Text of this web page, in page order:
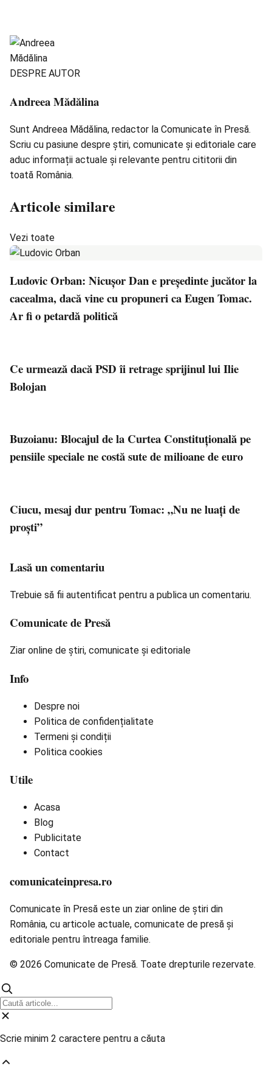
DESPRE AUTOR
Andreea Mădălina
Sunt Andreea Mădălina, redactor la Comunicate în Presă.
Scriu cu pasiune despre știri, comunicate și editoriale care
aduc informații actuale și relevante pentru cititorii din
toată România.
Articole similare
Vezi toate
Ludovic Orban: Nicușor Dan e președinte jucător la
cacealma, dacă vine cu propuneri ca Eugen Tomac.
Ar fi o petardă politică
Ce urmează dacă PSD îi retrage sprijinul lui Ilie
Bolojan
Buzoianu: Blocajul de la Curtea Constituțională pe
pensiile speciale ne costă sute de milioane de euro
Ciucu, mesaj dur pentru Tomac: „Nu ne luați de
proști”
Lasă un comentariu
Trebuie să fii autentificat pentru a publica un comentariu.
Comunicate de Presă
Ziar online de știri, comunicate și editoriale
Info
Despre noi
Politica de confidențialitate
Termeni și condiții
Politica cookies
Utile
Acasa
Blog
Publicitate
Contact
comunicateinpresa.ro
Comunicate în Presă este un ziar online de știri din
România, cu articole actuale, comunicate de presă și
editoriale pentru întreaga familie.
© 2026 Comunicate de Presă. Toate drepturile rezervate.
Scrie minim 2 caractere pentru a căuta